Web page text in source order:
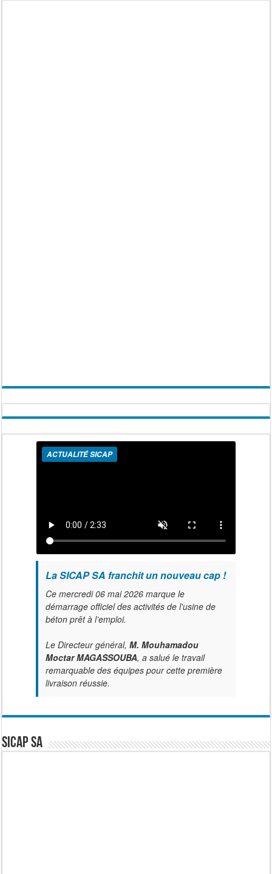
ACTUALITÉ SICAP
La SICAP SA franchit un nouveau cap !
Ce mercredi 06 mai 2026 marque le
démarrage officiel des activités de l'usine de
béton prêt à l’emploi.
Le Directeur général, M. Mouhamadou
Moctar MAGASSOUBA, a salué le travail
remarquable des équipes pour cette première
livraison réussie.
SICAP SA